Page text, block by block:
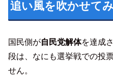
追い風を吹かせて
国民側が自民党解体を達成
段は、なにも選挙戦での投
せん。